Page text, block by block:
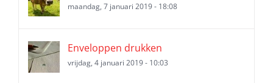
maandag, 7 januari 2019 - 18:08
Enveloppen drukken
vrijdag, 4 januari 2019 - 10:03